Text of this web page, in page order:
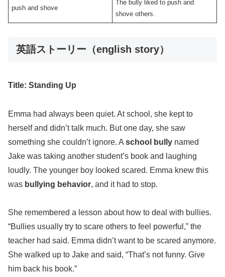
push and shove
The bully liked to push and
shove others.
英語ストーリー（english story）
Title: Standing Up
Emma had always been quiet. At school, she kept to
herself and didn’t talk much. But one day, she saw
something she couldn’t ignore. A school bully named
Jake was taking another student’s book and laughing
loudly. The younger boy looked scared. Emma knew this
was bullying behavior, and it had to stop.
She remembered a lesson about how to deal with bullies.
“Bullies usually try to scare others to feel powerful,” the
teacher had said. Emma didn’t want to be scared anymore.
She walked up to Jake and said, “That’s not funny. Give
him back his book.”